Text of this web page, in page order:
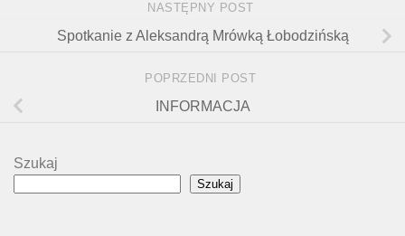
NASTĘPNY POST
Spotkanie z Aleksandrą Mrówką Łobodzińską
POPRZEDNI POST
INFORMACJA
Szukaj
Szukaj